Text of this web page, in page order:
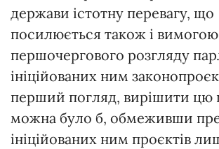
держави істотну перевагу, що
посилюється також і вимогою
першочергового розгляду
ініційованих ним
перший погляд, вирішити цю
можна було б, обмеживши
ініційованих ним проєктів